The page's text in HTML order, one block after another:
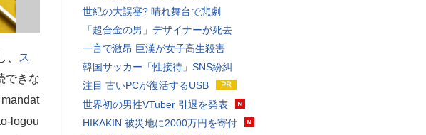
、
ス
できな
logou
世紀の大誤審? 晴れ舞台で悲劇
「超合金の男」デザイナーが死去
一言で激昂 巨漢が女子高生殺害
韓国サッカー「性接待」SNS紛糾
注目 古いPCが復活するUSB
世界初の男性VTuber 引退を発表
HIKAKIN 被災地に2000万円を寄付